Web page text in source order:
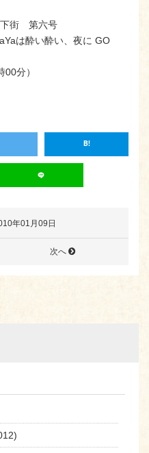
下街 第六号
は酔い酔い、夜に GO
分）
年01月09日
次へ